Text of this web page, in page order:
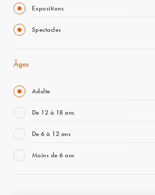
Expositions
Spectacles
Âges
Adulte
De 12 à 18 ans
De 6 à 12 ans
Moins de 6 ans